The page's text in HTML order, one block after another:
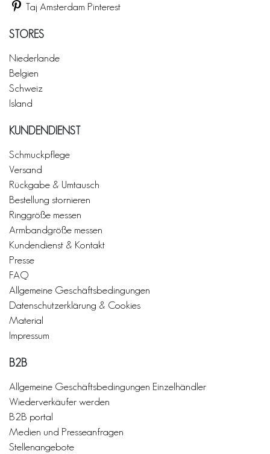
Taj Amsterdam Pinterest
STORES
Niederlande
Belgien
Schweiz
Island
KUNDENDIENST
Schmuckpflege
Versand
Rückgabe & Umtausch
Bestellung stornieren
Ringgröße messen
Armbandgröße messen
Kundendienst & Kontakt
Presse
FAQ
Allgemeine Geschäftsbedingungen
Datenschutzerklärung & Cookies
Material
Impressum
B2B
Allgemeine Geschäftsbedingungen Einzelhändler
Wiederverkäufer werden
B2B portal
Medien und Presseanfragen
Stellenangebote